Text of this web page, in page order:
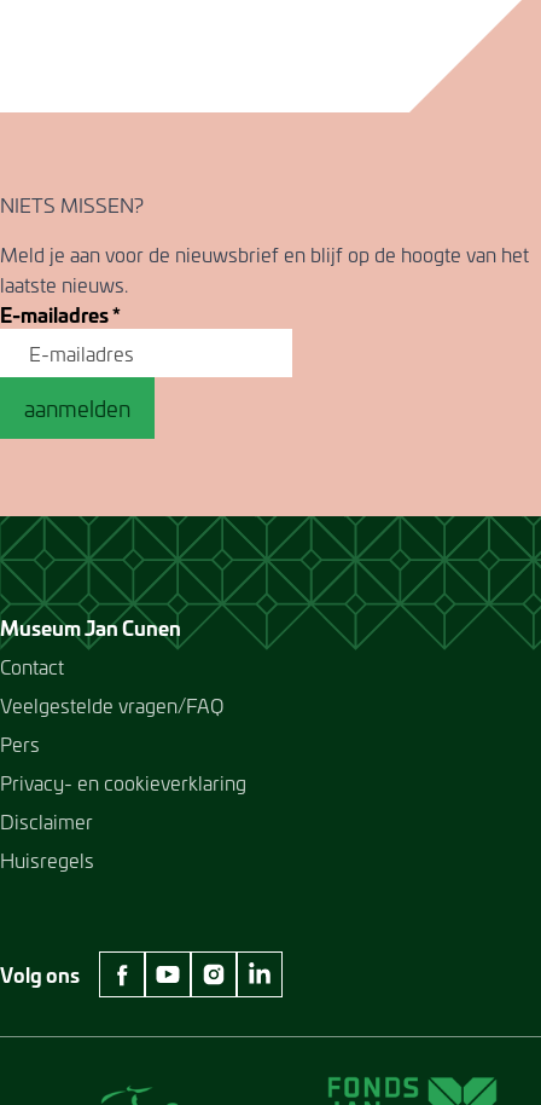
NIETS MISSEN?
Meld je aan voor de nieuwsbrief en blijf op de hoogte van het
laatste nieuws.
E-mailadres*
aanmelden
Museum Jan Cunen
Contact
Veelgestelde vragen/FAQ
Pers
Privacy- en cookieverklaring
Disclaimer
Huisregels
Volg ons
facebook Museum Jan Cunen
youtube Museum Jan Cunen
instagram Museum Jan Cunen
linkedin Museum Jan Cunen